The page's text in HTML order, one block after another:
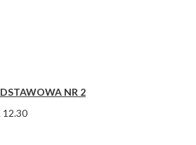
NR 2
12.30